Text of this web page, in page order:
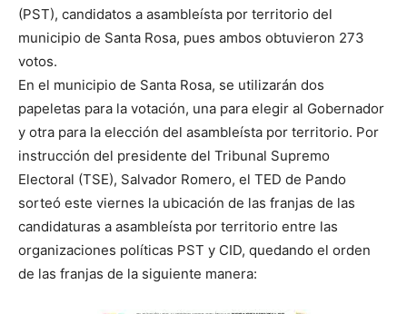
(PST), candidatos a asambleísta por territorio del
municipio de Santa Rosa, pues ambos obtuvieron 273
votos.
En el municipio de Santa Rosa, se utilizarán dos
papeletas para la votación, una para elegir al Gobernador
y otra para la elección del asambleísta por territorio. Por
instrucción del presidente del Tribunal Supremo
Electoral (TSE), Salvador Romero, el TED de Pando
sorteó este viernes la ubicación de las franjas de las
candidaturas a asambleísta por territorio entre las
organizaciones políticas PST y CID, quedando el orden
de las franjas de la siguiente manera: